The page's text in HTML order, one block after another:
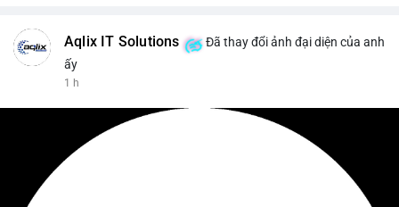
Aqlix IT Solutions
Đã thay đổi ảnh đại diện của anh
ấy
1 h